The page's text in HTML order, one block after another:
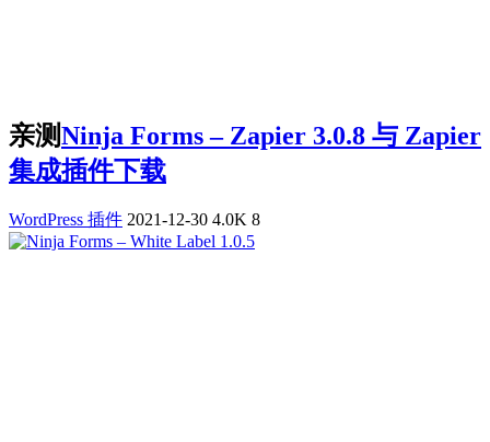
亲测Ninja Forms – Zapier 3.0.8 与 Zapier
集成插件下载
WordPress 插件 2021-12-30 4.0K 8